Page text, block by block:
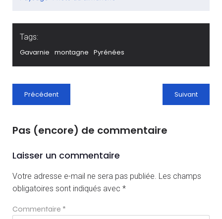
Tags:
Gavarnie montagne Pyrénées
Précédent Suivant
Pas (encore) de commentaire
Laisser un commentaire
Votre adresse e-mail ne sera pas publiée. Les champs
obligatoires sont indiqués avec *
Commentaire *